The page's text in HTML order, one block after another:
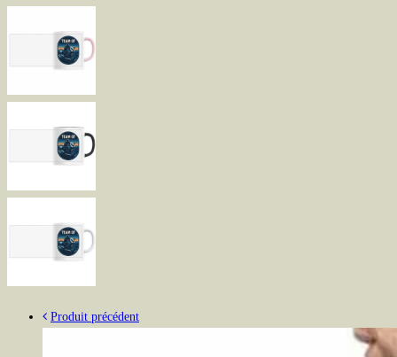
Produit précédent